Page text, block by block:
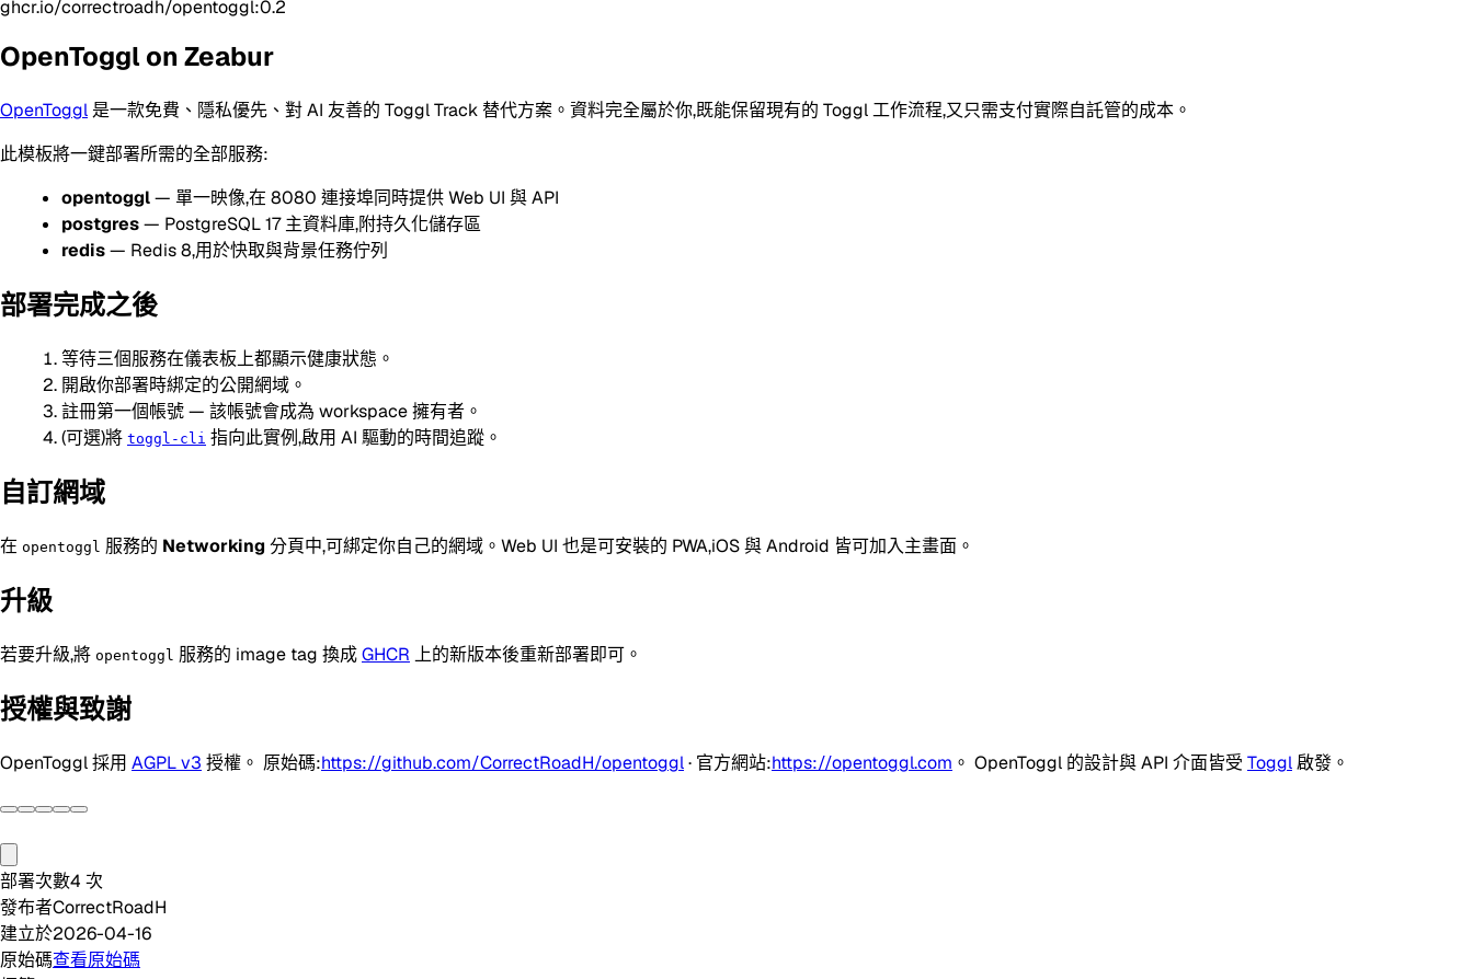
ghcr.io/correctroadh/opentoggl:0.2
OpenToggl on Zeabur
OpenToggl是一款免費、隱私優先、對 AI 友善的 Toggl Track 替代方案。資料完全屬於你,既能保留現有的 Toggl 工作流程,又只需支付實際自託管的成本。
此模板將一鍵部署所需的全部服務:
opentoggl— 單一映像,在 8080 連接埠同時提供 Web UI 與 API
postgres— PostgreSQL 17 主資料庫,附持久化儲存區
redis— Redis 8,用於快取與背景任務佇列
部署完成之後
等待三個服務在儀表板上都顯示健康狀態。
開啟你部署時綁定的公開網域。
註冊第一個帳號 — 該帳號會成為 workspace 擁有者。
(可選)將 toggl-cli 指向此實例,啟用 AI 驅動的時間追蹤。
自訂網域
在 opentoggl 服務的 Networking分頁中,可綁定你自己的網域。Web UI 也是可安裝的 PWA,iOS 與 Android 皆可加入主畫面。
升級
若要升級,將 opentoggl 服務的 image tag 換成GHCR 上的新版本後重新部署即可。
授權與致謝
OpenToggl 採用 AGPL v3 授權。 原始碼:https://github.com/CorrectRoadH/opentoggl· 官方網站:https://opentoggl.com 。 OpenToggl 的設計與 API 介面皆受 Toggl啟發。
部署次數4 次
發布者CorrectRoadH
建立於2026-04-16
原始碼查看原始碼